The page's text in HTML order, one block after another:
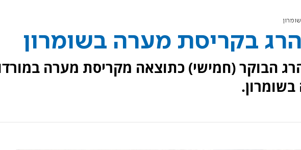
בקריסת מערה בשומרון
כבן 46 נהרג הבוקר (חמישי) כתוצאה מקריסת מערה